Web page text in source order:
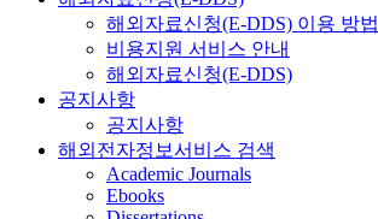
해외자료신청(E-DDS) 이용 방법
비용지원 서비스 안내
해외자료신청(E-DDS)
공지사항
공지사항
해외전자정보서비스 검색
Academic Journals
Ebooks